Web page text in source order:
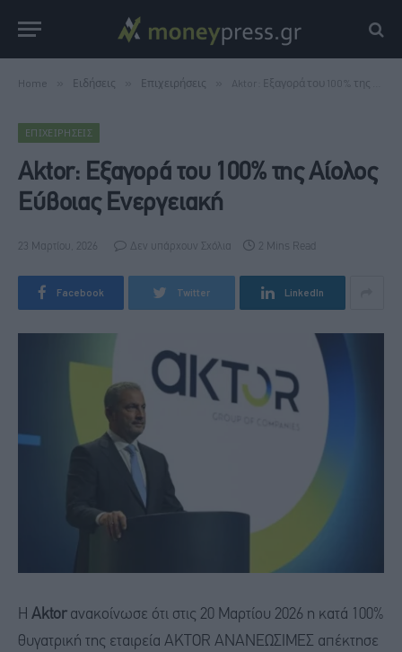
Home Ειδήσεις Επιχειρήσεις Aktor: Εξαγορά του 100% της Αίολος Εύβοιας Ενεργειακή
ΕΠΙΧΕΙΡΉΣΕΙΣ
Aktor: Εξαγορά του 100% της Αίολος
Εύβοιας Ενεργειακή
23 Μαρτίου, 2026 Δεν υπάρχουν Σχόλια 2 Mins Read
Facebook Twitter LinkedIn
H Aktorανακοίνωσε ότι στις 20 Μαρτίου 2026 η κατά 100%
θυγατρική της εταιρεία AKTOR ΑΝΑΝΕΩΣΙΜΕΣ απέκτησε